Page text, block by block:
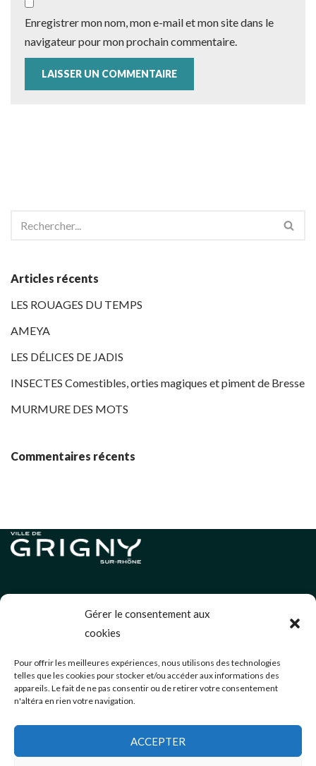
Gérer le consentement aux
cookies
Pour offrir les meilleures expériences, nous utilisons des technologies
telles que les cookies pour stocker et/ou accéder aux informations des
appareils. Le fait de ne pas consentir ou de retirer votre consentement
n'altéra en rien votre navigation.
ACCEPTER
Enregistrer mon nom, mon e-mail et mon site dans le
navigateur pour mon prochain commentaire.
Articles récents
LES ROUAGES DU TEMPS
AMEYA
LES DÉLICES DE JADIS
INSECTES Comestibles, orties magiques et piment de Bresse
MURMURE DES MOTS
Commentaires récents
Politique de cookies (UE)
Éditions précédentes
04 72 49 52 49
3 Avenue Jean Estragnat